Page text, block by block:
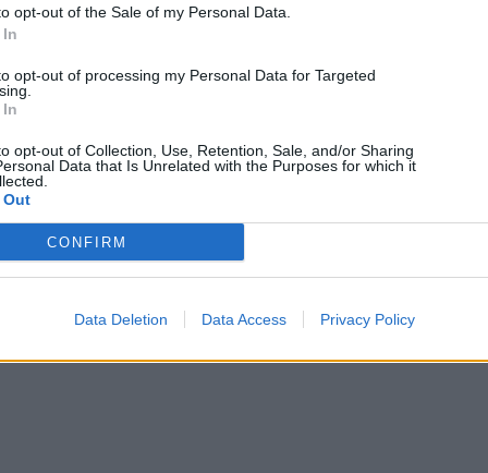
opt-out of the Sale of my Personal Data.
opt-out of processing my Personal Data for Targeted
opt-out of Collection, Use, Retention, Sale, and/or Sharing
Data that Is Unrelated with the Purposes for which it
CONFIRM
Data Deletion Data Access Privacy Policy